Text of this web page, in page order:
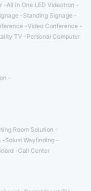
All In One LED Videotron
Standing Signage
Video Conference
TV Personal Computer
Room Solution
Solusi Wayfinding
Call Center